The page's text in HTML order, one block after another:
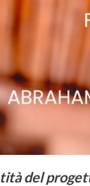
del